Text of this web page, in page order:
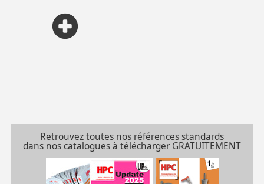
Retrouvez toutes nos références standards
dans nos catalogues à télécharger GRATUITEMENT